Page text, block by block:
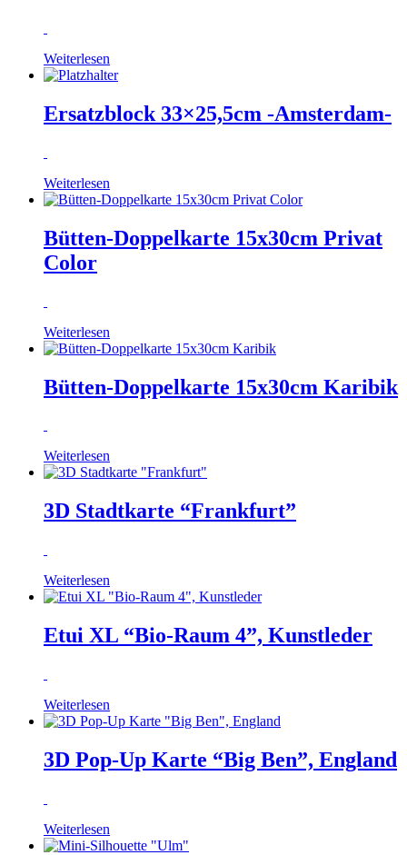
Weiterlesen
Ersatzblock 33×25,5cm -Amsterdam-
Weiterlesen
Bütten-Doppelkarte 15x30cm Privat
Color
Weiterlesen
Bütten-Doppelkarte 15x30cm Karibik
Weiterlesen
3D Stadtkarte “Frankfurt”
Weiterlesen
Etui XL “Bio-Raum 4”, Kunstleder
Weiterlesen
3D Pop-Up Karte “Big Ben”, England
Weiterlesen